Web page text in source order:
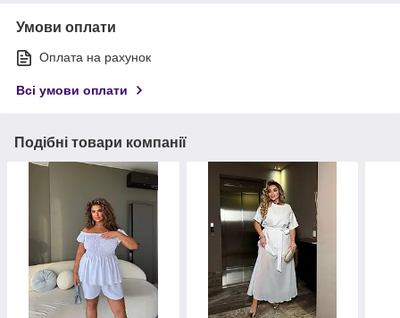
Умови оплати
Оплата на рахунок
Всі умови оплати
Подібні товари компанії